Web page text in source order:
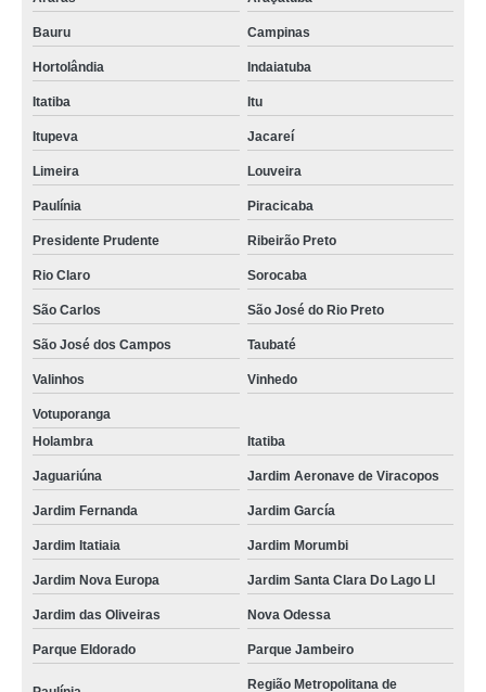
Bauru Campinas
Hortolândia Indaiatuba
Itatiba Itu
Itupeva Jacareí
Limeira Louveira
Paulínia Piracicaba
Presidente Prudente Ribeirão Preto
Rio Claro Sorocaba
São Carlos São José do Rio Preto
São José dos Campos Taubaté
Valinhos Vinhedo
Votuporanga
Holambra
Itatiba
Jaguariúna Jardim Aeronave de Viracopos
Jardim Fernanda Jardim García
Jardim Itatiaia Jardim Morumbi
Jardim Nova Europa Jardim Santa Clara Do Lago Ll
Jardim das Oliveiras Nova Odessa
Parque Eldorado Parque Jambeiro
Região Metropolitana de